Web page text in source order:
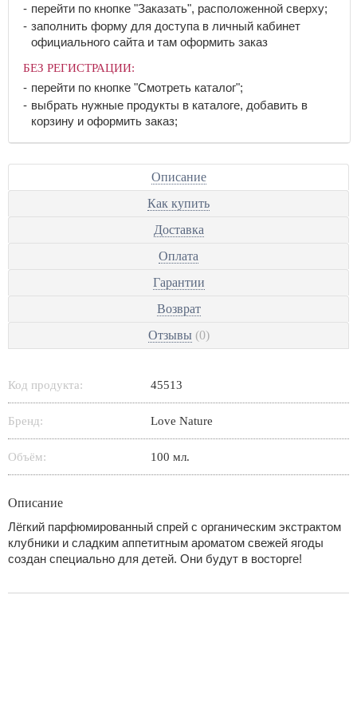
перейти по кнопке "Заказать", расположенной сверху;
заполнить форму для доступа в личный кабинет
официального сайта и там оформить заказ
БЕЗ РЕГИСТРАЦИИ:
перейти по кнопке "Смотреть каталог";
выбрать нужные продукты в каталоге, добавить в
корзину и оформить заказ;
Описание
Как купить
Доставка
Оплата
Гарантии
Возврат
Отзывы (0)
Код продукта: 45513
Бренд: Love Nature
Объём: 100 мл.
Описание
Лёгкий парфюмированный спрей с органическим экстрактом
клубники и сладким аппетитным ароматом свежей ягоды
создан специально для детей. Они будут в восторге!